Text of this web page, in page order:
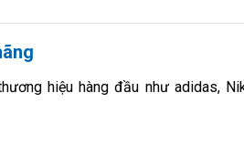
hiệu hàng đầu như adidas,